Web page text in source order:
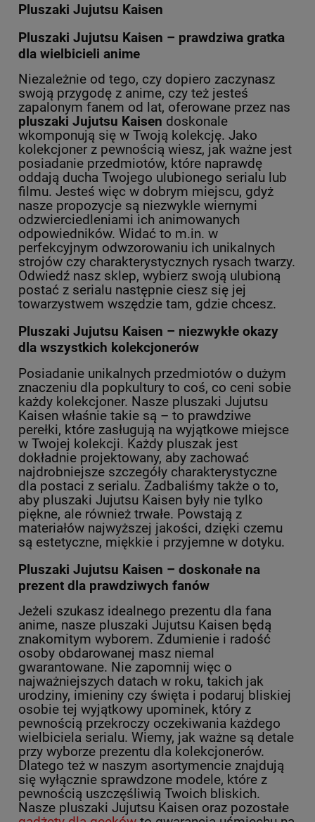
Pluszaki Jujutsu Kaisen
Pluszaki Jujutsu Kaisen – prawdziwa gratka
dla wielbicieli anime
Niezależnie od tego, czy dopiero zaczynasz
swoją przygodę z anime, czy też jesteś
zapalonym fanem od lat, oferowane przez nas
pluszaki Jujutsu Kaisen doskonale
wkomponują się w Twoją kolekcję. Jako
kolekcjoner z pewnością wiesz, jak ważne jest
posiadanie przedmiotów, które naprawdę
oddają ducha Twojego ulubionego serialu lub
filmu. Jesteś więc w dobrym miejscu, gdyż
nasze propozycje są niezwykle wiernymi
odzwierciedleniami ich animowanych
odpowiedników. Widać to m.in. w
perfekcyjnym odwzorowaniu ich unikalnych
strojów czy charakterystycznych rysach twarzy.
Odwiedź nasz sklep, wybierz swoją ulubioną
postać z serialu następnie ciesz się jej
towarzystwem wszędzie tam, gdzie chcesz.
Pluszaki Jujutsu Kaisen – niezwykłe okazy
dla wszystkich kolekcjonerów
Posiadanie unikalnych przedmiotów o dużym
znaczeniu dla popkultury to coś, co ceni sobie
każdy kolekcjoner. Nasze pluszaki Jujutsu
Kaisen właśnie takie są – to prawdziwe
perełki, które zasługują na wyjątkowe miejsce
w Twojej kolekcji. Każdy pluszak jest
dokładnie projektowany, aby zachować
najdrobniejsze szczegóły charakterystyczne
dla postaci z serialu. Zadbaliśmy także o to,
aby pluszaki Jujutsu Kaisen były nie tylko
piękne, ale również trwałe. Powstają z
materiałów najwyższej jakości, dzięki czemu
są estetyczne, miękkie i przyjemne w dotyku.
Pluszaki Jujutsu Kaisen – doskonałe na
prezent dla prawdziwych fanów
Jeżeli szukasz idealnego prezentu dla fana
anime, nasze pluszaki Jujutsu Kaisen będą
znakomitym wyborem. Zdumienie i radość
osoby obdarowanej masz niemal
gwarantowane. Nie zapomnij więc o
najważniejszych datach w roku, takich jak
urodziny, imieniny czy święta i podaruj bliskiej
osobie tej wyjątkowy upominek, który z
pewnością przekroczy oczekiwania każdego
wielbiciela serialu. Wiemy, jak ważne są detale
przy wyborze prezentu dla kolekcjonerów.
Dlatego też w naszym asortymencie znajdują
się wyłącznie sprawdzone modele, które z
pewnością uszczęśliwią Twoich bliskich.
Nasze pluszaki Jujutsu Kaisen oraz pozostałe